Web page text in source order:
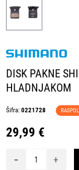
DISK PAKNE
HLADNJAKOM
Šifra: 0221728
29,99 €
- +